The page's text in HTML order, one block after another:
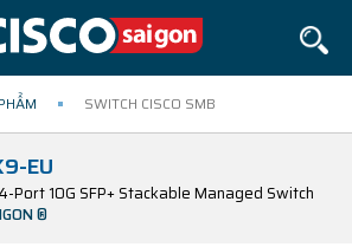
SWITCH CISCO SMB
EU
Port 10G SFP+ Stackable Managed Switch
®